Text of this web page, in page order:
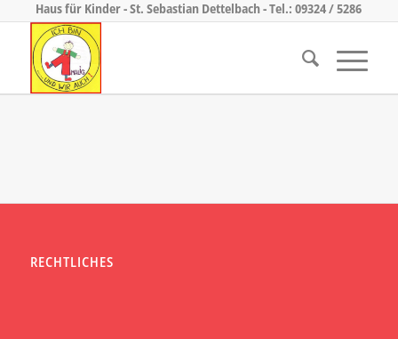
Haus für Kinder - St. Sebastian Dettelbach - Tel.: 09324 / 5286
RECHTLICHES